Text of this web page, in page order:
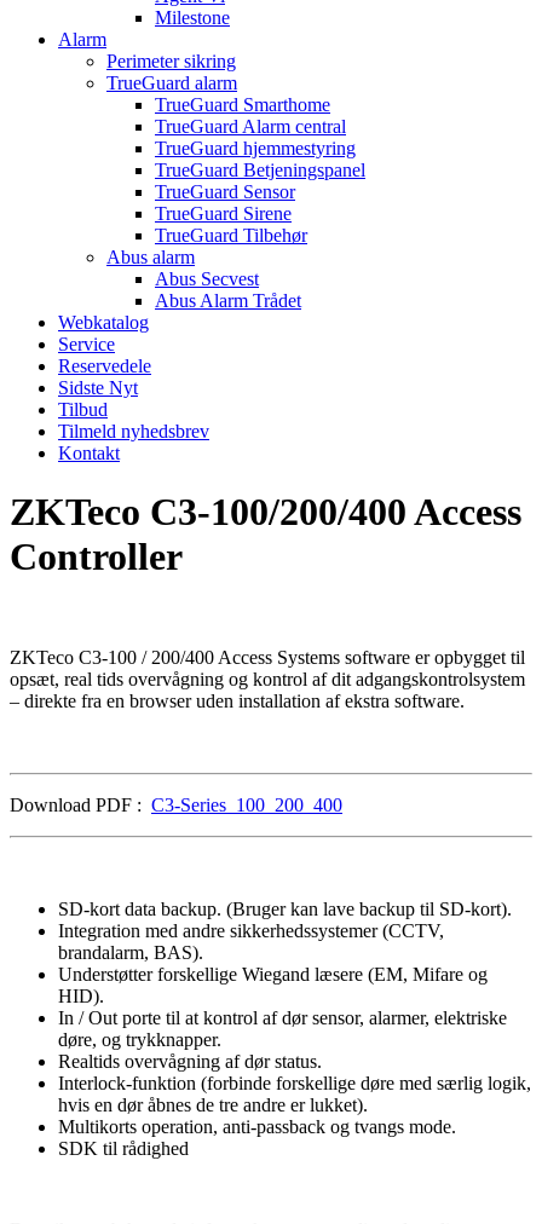
Milestone
Alarm
Perimeter sikring
TrueGuard alarm
TrueGuard Smarthome
TrueGuard Alarm central
TrueGuard hjemmestyring
TrueGuard Betjeningspanel
TrueGuard Sensor
TrueGuard Sirene
TrueGuard Tilbehør
Abus alarm
Abus Secvest
Abus Alarm Trådet
Webkatalog
Service
Reservedele
Sidste Nyt
Tilbud
Tilmeld nyhedsbrev
Kontakt
ZKTeco C3-100/200/400 Access
Controller
ZKTeco C3-100 / 200/400 Access Systems software er opbygget til
opsæt, real tids overvågning og kontrol af dit adgangskontrolsystem
– direkte fra en browser uden installation af ekstra software.
Download PDF : C3-Series_100_200_400
SD-kort data backup. (Bruger kan lave backup til SD-kort).
Integration med andre sikkerhedssystemer (CCTV,
brandalarm, BAS).
Understøtter forskellige Wiegand læsere (EM, Mifare og
HID).
In / Out porte til at kontrol af dør sensor, alarmer, elektriske
døre, og trykknapper.
Realtids overvågning af dør status.
Interlock-funktion (forbinde forskellige døre med særlig logik,
hvis en dør åbnes de tre andre er lukket).
Multikorts operation, anti-passback og tvangs mode.
SDK til rådighed